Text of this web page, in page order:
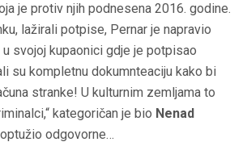
je protiv njih podnesena 2016. godine.
lažirali potpise, Pernar je napravio
svojoj kupaonici gdje je potpisao
su kompletnu dokumnteaciju kako bi
stranke! U kulturnim zemljama to
kategoričan je bio Nenad
odgovorne…